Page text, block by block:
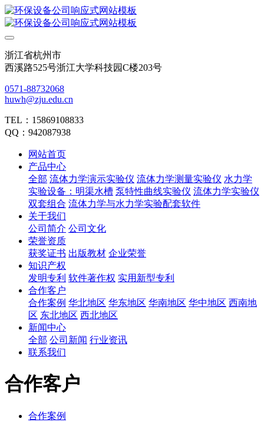
浙江省杭州市
西溪路525号浙江大学科技园C楼203号
0571-88732068
huwh@zju.edu.cn
TEL：15869108833
QQ：942087938
网站首页
产品中心
全部 流体力学演示实验仪 流体力学测量实验仪 水力学
实验设备：明渠水槽 泵特性曲线实验仪 流体力学实验仪
双套组合 流体力学与水力学实验配套软件
关于我们
公司简介 公司文化
荣誉资质
获奖证书 出版教材 企业荣誉
知识产权
发明专利 软件著作权 实用新型专利
合作客户
合作案例 华北地区 华东地区 华南地区 华中地区 西南地
区 东北地区 西北地区
新闻中心
全部 公司新闻 行业资讯
联系我们
合作客户
合作案例